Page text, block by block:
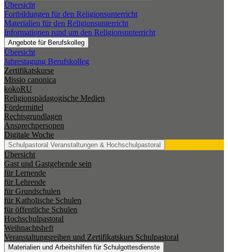
Übersicht
Fortbildungen für den Religionsunterricht
Materialien für den Religionsunterricht
Informationen rund um den Religionsunterricht
Angebote für Berufskolleg
Übersicht
Jahrestagung Berufskolleg
Zertifikatskurse
Missio canonica
kokoRU
Religionspädagogische Medien
Fördermittel
Rechtsgrundlagen
Ansprechpersonen
Digitale Woche
Schulpastoral Veranstaltungen & Hochschulpastoral
Übersicht
Gast und Gastgebende sein
für Lernende
für Lehrende
für Grundschulen
für Katholische Schulen
für öffentliche Schulen
Hochschulpastoral
Weihnachtsheft
Veranstaltungsreihen und Zertifikatskurs Schulpastoral
Materialien und Arbeitshilfen für Schulgottesdienste